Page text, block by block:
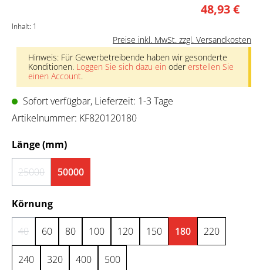
48,93 €
Inhalt: 1
Preise inkl. MwSt. zzgl. Versandkosten
Hinweis: Für Gewerbetreibende haben wir gesonderte
Konditionen. Loggen Sie sich dazu ein odererstellen Sie
einen Account.
Sofort verfügbar, Lieferzeit: 1-3 Tage
Artikelnummer: KF820120180
Länge (mm)auswählen
25000(Diese Option ist zurzeit nicht verfügbar.)
50000
Körnungauswählen
40(Diese Option ist zurzeit nicht verfügbar.)
60 80 100 120 150 180 220
240 320 400 500